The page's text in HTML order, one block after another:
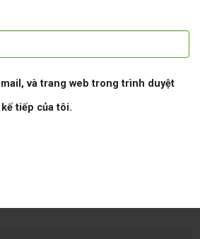
và trang web trong trình duyệt
tiếp của tôi.